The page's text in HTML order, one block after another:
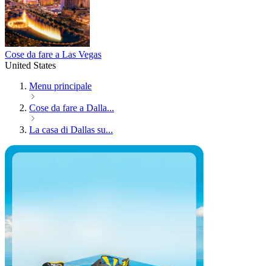
Cose da fare a Las Vegas
United States
Menu principale
Cose da fare a Dalla...
La casa di Dallas su...